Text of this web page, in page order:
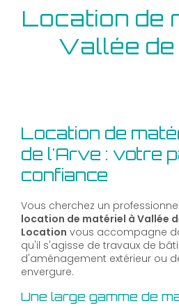
Location de
Vallée
Location de
de l'Arve : votre
confiance
Vous cherchez un
location de matériel à Vallée
Location vous accompagne
qu'il s'agisse de travaux de
d'aménagement extérieur ou
envergure.
Une large gamme de